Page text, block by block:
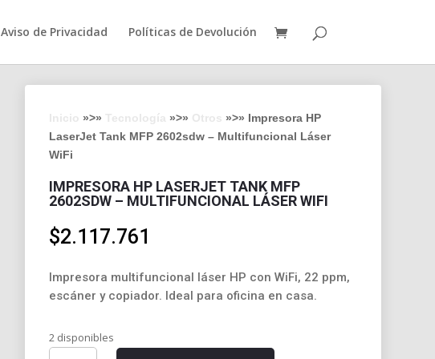
Aviso de Privacidad Políticas de Devolución
»>» »>»
»>» Impresora HP
LaserJet Tank MFP 2602sdw – Multifuncional Láser
WiFi
IMPRESORA HP LASERJET TANK MFP
2602SDW – MULTIFUNCIONAL LÁSER WIFI
$2.117.761
Impresora multifuncional láser HP con WiFi, 22 ppm,
escáner y copiador. Ideal para oficina en casa.
2 disponibles